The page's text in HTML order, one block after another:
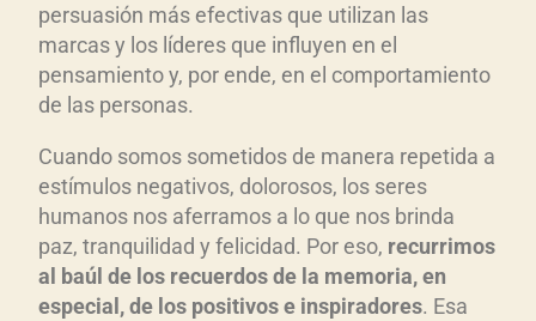
persuasión más efectivas que utilizan las
marcas y los líderes que influyen en el
pensamiento y, por ende, en el comportamiento
de las personas.
Cuando somos sometidos de manera repetida a
estímulos negativos, dolorosos, los seres
humanos nos aferramos a lo que nos brinda
paz, tranquilidad y felicidad. Por eso, recurrimos
al baúl de los recuerdos de la memoria, en
especial, de los positivos e inspiradores. Esa